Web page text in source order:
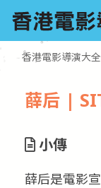
香港電影導演大全
薛后 |
小傳
薛后是電影